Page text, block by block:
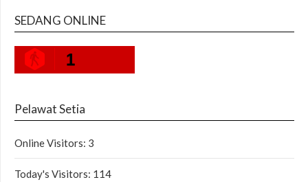
SEDANG ONLINE
1
Pelawat Setia
Online Visitors: 3
Today's Visitors: 114